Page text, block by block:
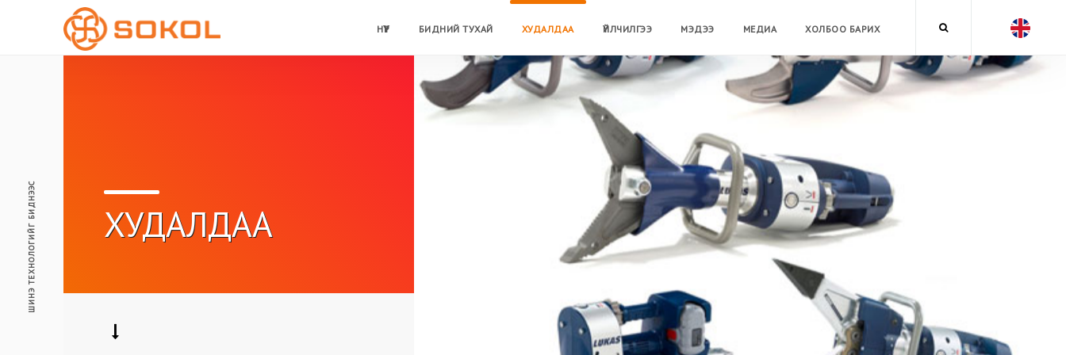
НҮҮР БИДНИЙ ТУХАЙ ХУДАЛДАА ҮЙЛЧИЛГЭЭ МЭДЭЭ МЕДИА ХОЛБОО БАРИХ
ХУДАЛДАА
ШИНЭ ТЕХНОЛОГИЙГ БИДНЭЭС